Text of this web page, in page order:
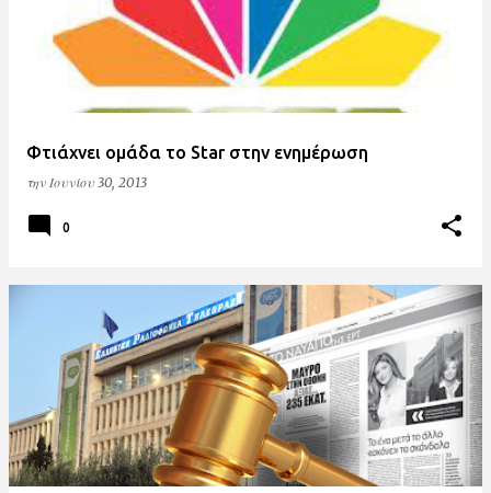
Φτιάχνει ομάδα το Star στην ενημέρωση
την Ιουνίου 30, 2013
0